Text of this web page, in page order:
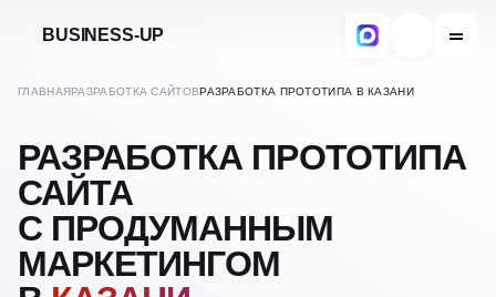
BUSINESS-UP
ГЛАВНАЯРАЗРАБОТКА САЙТОВРАЗРАБОТКА ПРОТОТИПА В КАЗАНИ
РАЗРАБОТКА ПРОТОТИПА
САЙТА
С ПРОДУМАННЫМ
МАРКЕТИНГОМ